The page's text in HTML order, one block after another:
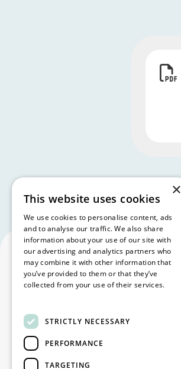
Volg ons
Facebook
LinkedIn
YouTubeInstagram
×
This website uses cookies
We use cookies to personalise content, ads
and to analyse our traffic. We also share
information about your use of our site with
our advertising and analytics partners who
may combine it with other information that
you’ve provided to them or that they’ve
collected from your use of their services.
STRICTLY NECESSARY
PERFORMANCE
TARGETING